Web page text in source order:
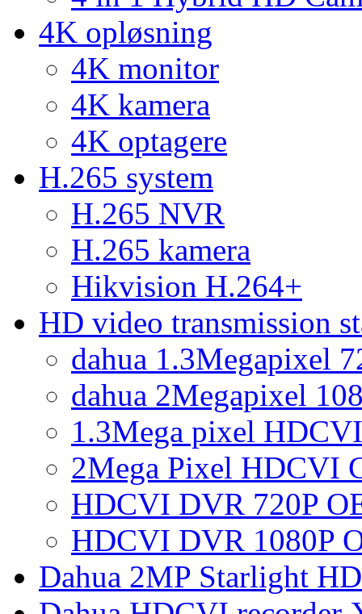
4K opløsning
4K monitor
4K kamera
4K optagere
H.265 system
H.265 NVR
H.265 kamera
Hikvision H.264+
HD video transmission
dahua 1.3Megapixel
dahua 2Megapixel
1.3Mega pixel
2Mega Pixel HDCVI
HDCVI DVR 720P
HDCVI DVR 1080P
Dahua 2MP Starlight